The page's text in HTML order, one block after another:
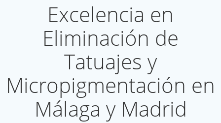
Excelencia en
Eliminación de
Tatuajes y
Micropigmentación en
Málaga y Madrid